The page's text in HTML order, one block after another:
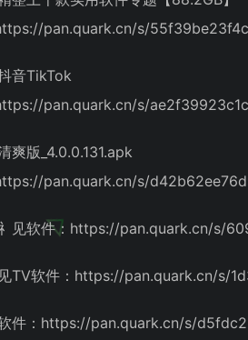
pan.quark.cn/s/55f39be23f4c
音TikTok
pan.quark.cn/s/ae2f39923c1c
爽版_4.0.0.131.apk
pan.quark.cn/s/
见软件：https://pan.quark.cn/s/
TV软件：https://pan.quark.cn/s/
件：https://pan.quark.cn/s/